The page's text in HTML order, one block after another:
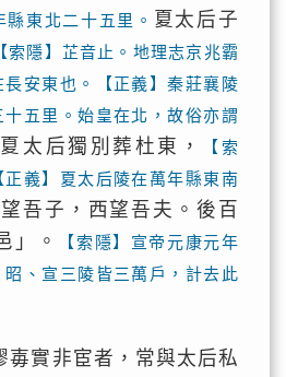
東北二十五里。 夏太后子
【索隱】芷音止。地理志京兆霸
安東也。【正義】秦莊襄陵
五里。始皇在北，故俗亦謂
太后獨別葬杜東，
【索
義】夏太后陵在萬年縣東南
吾子，西望吾夫。後百
」。
【索隱】宣帝元康元年
、宣三陵皆三萬戶，計去此
毐實非宦者，常與太后私